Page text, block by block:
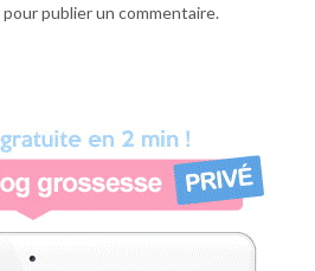
pour publier un commentaire.